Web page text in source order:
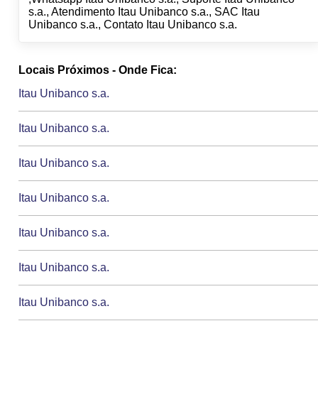
s.a., Atendimento Itau Unibanco s.a., SAC Itau
Unibanco s.a., Contato Itau Unibanco s.a.
Locais Próximos - Onde Fica:
Itau Unibanco s.a.
Itau Unibanco s.a.
Itau Unibanco s.a.
Itau Unibanco s.a.
Itau Unibanco s.a.
Itau Unibanco s.a.
Itau Unibanco s.a.